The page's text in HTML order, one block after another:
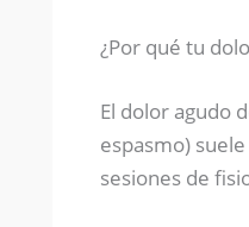
¿Por qué tu
El dolor agudo
espasmo)
sesiones de